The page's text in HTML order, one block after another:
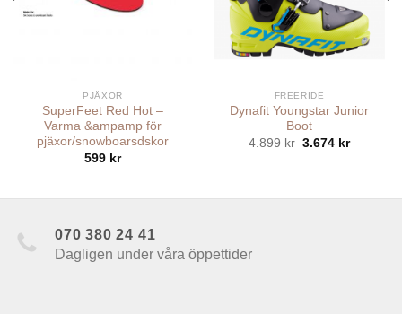
PJÄXOR
SuperFeet Red Hot –
Varma &ampamp för
pjäxor/snowboarsdskor
599 kr
FREERIDE
Dynafit Youngstar Junior
Boot
4.899kr Det
3.674 krDet
070 380 24 41
Dagligen under våra öppettider